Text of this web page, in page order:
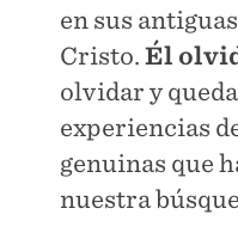
en sus
Cristo. Él
olvidar y
experiencias
genuinas que
nuestra